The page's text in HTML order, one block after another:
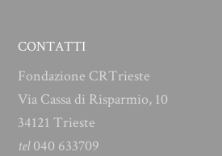
CONTATTI
Fondazione CRTrieste
Via Cassa di Risparmio, 10
34121 Trieste
tel040 633709